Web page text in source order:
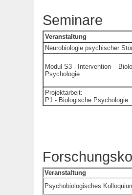
Seminare
Veranstaltung
Neurobiologie psychischer
Modul S3 - Intervention –
Psychologie
Projektarbeit:
P1 - Biologische Psychologie
Veranstaltung
Psychobiologisches